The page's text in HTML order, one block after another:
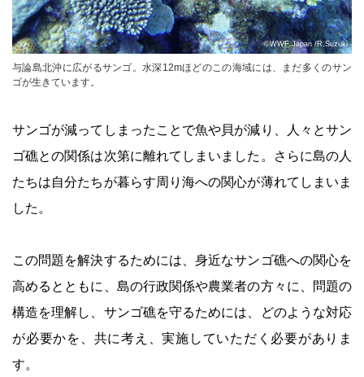
©WWF Japan /R.Suzuki
与論島北沖に広がるサンゴ。水深12mほどのこの海域には、まだ多くのサン
ゴが生きています。
サンゴが減ってしまったことで魚や貝が減り、人々とサン
ゴ礁との関係は次第に離れてしまいました。さらに島の人
たちは自分たちが暮らす周り海への関心が薄れてしまいま
した。
この問題を解決するためには、身近なサンゴ礁への関心を
高めるとともに、島の行政関係や農業者の方々に、問題の
構造を理解し、サンゴ礁を守るためには、どのような対応
が必要かを、共に考え、実施していただく必要がありま
す。